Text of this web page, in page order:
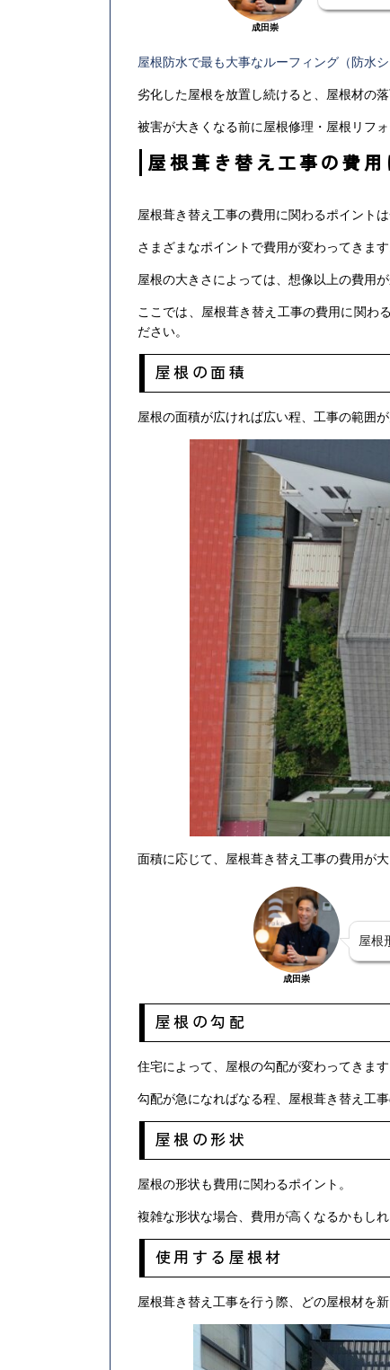
成田崇
屋根防水で最も大事なルーフィング（防水
劣化した屋根を放置し続けると、屋根材の
被害が大きくなる前に屋根修理・屋根リフ
屋根葺き替え工事の費
屋根葺き替え工事の費用に関わるポイント
さまざまなポイントで費用が変わってきます
屋根の大きさによっては、想像以上の費用
ここでは、屋根葺き替え工事の費用に関わ
ださい。
屋根の面積
屋根の面積が広ければ広い程、工事の範囲が
面積に応じて、屋根葺き替え工事の費用が
成田崇
屋根
屋根の勾配
住宅によって、屋根の勾配が変わってきます
勾配が急になればなる程、屋根葺き替え工事
屋根の形状
屋根の形状も費用に関わるポイント。
複雑な形状な場合、費用が高くなるかもしれ
使用する屋根材
屋根葺き替え工事を行う際、どの屋根材を